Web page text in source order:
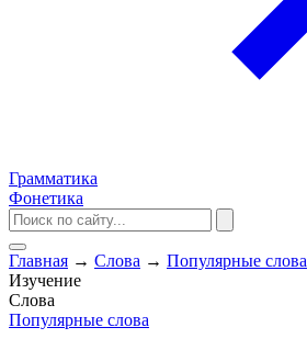
Грамматика
Фонетика
Главная → Слова → Популярные слова
Изучение
Слова
Популярные слова